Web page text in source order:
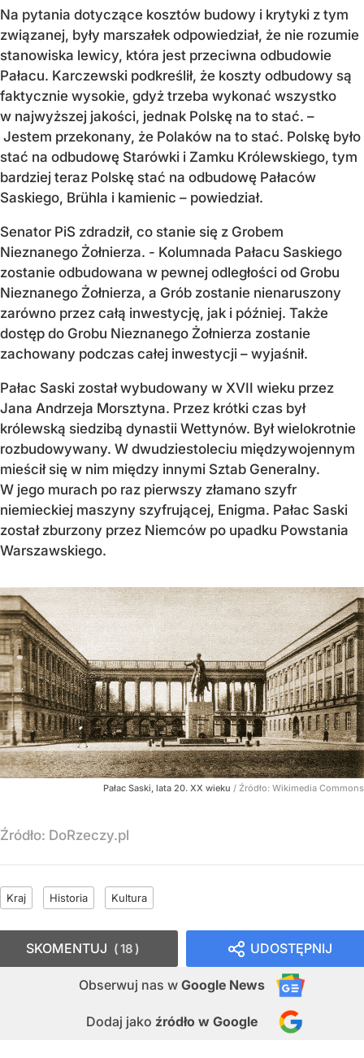
Na pytania dotyczące kosztów budowy i krytyki z tym
związanej, były marszałek odpowiedział, że nie rozumie
stanowiska lewicy, która jest przeciwna odbudowie
Pałacu. Karczewski podkreślił, że koszty odbudowy są
faktycznie wysokie, gdyż trzeba wykonać wszystko
w najwyższej jakości, jednak Polskę na to stać. –
Jestem przekonany, że Polaków na to stać. Polskę było
stać na odbudowę Starówki i Zamku Królewskiego, tym
bardziej teraz Polskę stać na odbudowę Pałaców
Saskiego, Brühla i kamienic – powiedział.
Senator PiS zdradził, co stanie się z Grobem
Nieznanego Żołnierza. - Kolumnada Pałacu Saskiego
zostanie odbudowana w pewnej odległości od Grobu
Nieznanego Żołnierza, a Grób zostanie nienaruszony
zarówno przez całą inwestycję, jak i później. Także
dostęp do Grobu Nieznanego Żołnierza zostanie
zachowany podczas całej inwestycji – wyjaśnił.
Pałac Saski został wybudowany w XVII wieku przez
Jana Andrzeja Morsztyna. Przez krótki czas był
królewską siedzibą dynastii Wettynów. Był wielokrotnie
rozbudowywany. W dwudziestoleciu międzywojennym
mieścił się w nim między innymi Sztab Generalny.
W jego murach po raz pierwszy złamano szyfr
niemieckiej maszyny szyfrującej, Enigma. Pałac Saski
został zburzony przez Niemców po upadku Powstania
Warszawskiego.
Pałac Saski, lata 20. XX wieku / Źródło: Wikimedia Commons
Źródło: DoRzeczy.pl
Kraj Historia Kultura
UDOSTĘPNIJ
Obserwuj nas w Google News
Dodaj jako źródło w Google
SKOMENTUJ 18